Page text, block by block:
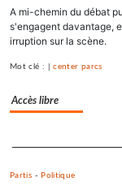
A mi-chemin du débat
s'engagent davantage,
irruption sur la scène.
Mot clé : |center parcs
Accès libre
Separateur
Partis - Politique